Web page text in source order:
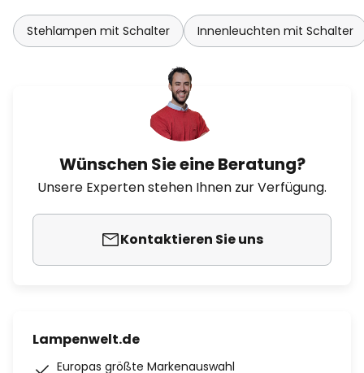
Stehlampen mit Schalter Innenleuchten mit Schalter
Wünschen Sie eine Beratung?
Unsere Experten stehen Ihnen zur Verfügung.
Kontaktieren Sie uns
Lampenwelt.de
Europas größte Markenauswahl